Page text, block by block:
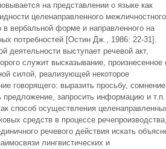
на представлении о языке как
целенаправленного межличностного
в вербальной форме и направленного на
потребностей [Остин Дж., 1986: 22-31].
деятельности выступает речевой акт,
служит высказывание, произнесенное
силой, реализующей некоторое
говорящего: выразить просьбу,
предложение, запросить информацию и т.п.
способ осуществления
средств в процессе
речевого действия искать
лингвистических и